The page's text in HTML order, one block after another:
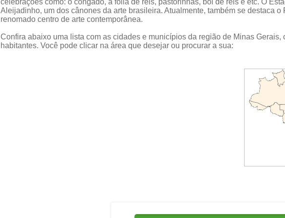
celebrações como: o congado, a folia de reis, pastorinhas, boi de reis e etc. O
Aleijadinho, um dos cânones da arte brasileira. Atualmente, também se destaca
renomado centro de arte contemporânea.
Confira abaixo uma lista com as cidades e municípios da região de Minas
habitantes. Você pode clicar na área que desejar ou procurar a sua: